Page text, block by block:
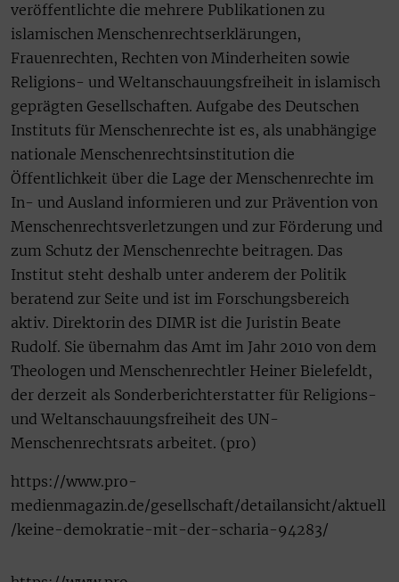
veröffentlichte die mehrere Publikationen zu
islamischen Menschenrechtserklärungen,
Frauenrechten, Rechten von Minderheiten sowie
Religions- und Weltanschauungsfreiheit in islamisch
geprägten Gesellschaften. Aufgabe des Deutschen
Instituts für Menschenrechte ist es, als unabhängige
nationale Menschenrechtsinstitution die
Öffentlichkeit über die Lage der Menschenrechte im
In- und Ausland informieren und zur Prävention von
Menschenrechtsverletzungen und zur Förderung und
zum Schutz der Menschenrechte beitragen. Das
Institut steht deshalb unter anderem der Politik
beratend zur Seite und ist im Forschungsbereich
aktiv. Direktorin des DIMR ist die Juristin Beate
Rudolf. Sie übernahm das Amt im Jahr 2010 von dem
Theologen und Menschenrechtler Heiner Bielefeldt,
der derzeit als Sonderberichterstatter für Religions-
und Weltanschauungsfreiheit des UN-
Menschenrechtsrats arbeitet. (pro)
https://www.pro-
medienmagazin.de/gesellschaft/detailansicht/aktuell
/keine-demokratie-mit-der-scharia-94283/